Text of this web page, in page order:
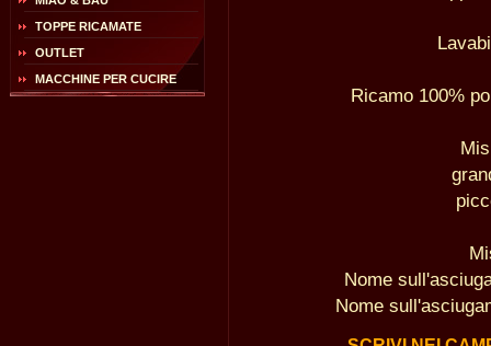
TOPPE RICAMATE
OUTLET
MACCHINE PER CUCIRE
Ricamo 100%
Nome
Nome